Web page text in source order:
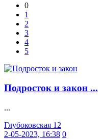
0
1
2
3
4
5
Подросток и закон ...
...
Глубоковская 12
2-05-2023, 16:38 0